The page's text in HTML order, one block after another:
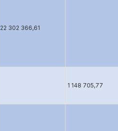
22 302 366,61
1 148 705,77